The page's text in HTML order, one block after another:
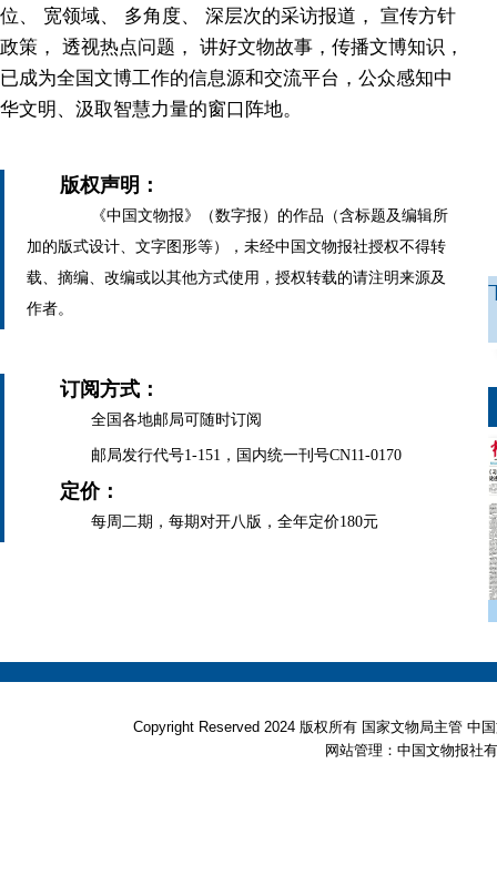
位、 宽领域、 多角度、 深层次的采访报道， 宣传方针
政策， 透视热点问题， 讲好文物故事，传播文博知识，
已成为全国文博工作的信息源和交流平台，公众感知中
华文明、汲取智慧力量的窗口阵地。
版权声明：
《中国文物报》（数字报）的作品（含标题及编辑所
加的版式设计、文字图形等），未经中国文物报社授权不得转
载、摘编、改编或以其他方式使用，授权转载的请注明来源及
作者。
订阅方式：
全国各地邮局可随时订阅
邮局发行代号1-151，国内统一刊号CN11-0170
定价：
每周二期，每期对开八版，全年定价180元
Copyright Reserved 2024 版权所有 国家文物局主管
网站管理：中国文物报社